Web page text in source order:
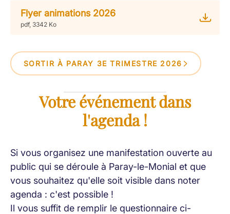
Flyer animations 2026
pdf, 3342 Ko
SORTIR À PARAY 3E TRIMESTRE 2026
Votre événement dans
l'agenda !
Si vous organisez une manifestation ouverte au
public qui se déroule à Paray-le-Monial et que
vous souhaitez qu'elle soit visible dans noter
agenda : c'est possible !
Il vous suffit de remplir le questionnaire ci-